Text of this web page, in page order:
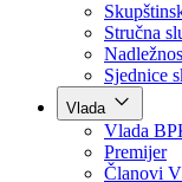
Poslanici
Poslanici
Kolegij
Stručna
Nadležnosti
Sjednice
Vlada